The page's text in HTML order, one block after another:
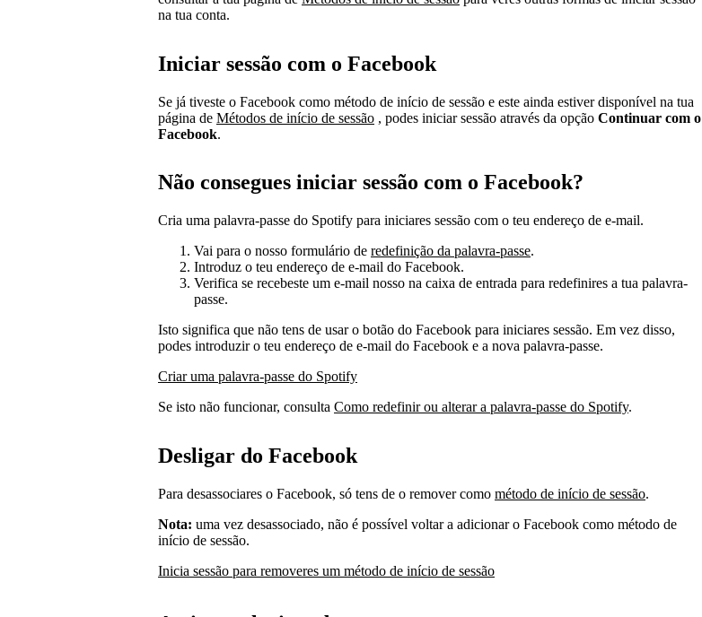
na tua conta.
Iniciar sessão com o Facebook
Se já tiveste o Facebook como método de início de sessão e este ainda estiver disponível na tua
página de Métodos de início de sessão , podes iniciar sessão através da opção Continuar com o
Facebook.
Não consegues iniciar sessão com o Facebook?
Cria uma palavra-passe do Spotify para iniciares sessão com o teu endereço de e-mail.
Vai para o nosso formulário de redefinição da palavra-passe.
Introduz o teu endereço de e-mail do Facebook.
Verifica se recebeste um e-mail nosso na caixa de entrada para redefinires a tua palavra-
passe.
Isto significa que não tens de usar o botão do Facebook para iniciares sessão. Em vez disso,
podes introduzir o teu endereço de e-mail do Facebook e a nova palavra-passe.
Criar uma palavra-passe do Spotify
Se isto não funcionar, consulta Como redefinir ou alterar a palavra-passe do Spotify.
Desligar do Facebook
Para desassociares o Facebook, só tens de o remover como método de início de sessão.
Nota: uma vez desassociado, não é possível voltar a adicionar o Facebook como método de
início de sessão.
Inicia sessão para removeres um método de início de sessão